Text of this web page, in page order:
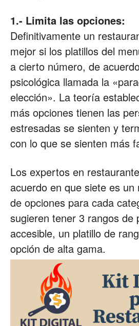
1.- Limita las opciones:
Definitivamente un
mejor si los platillos del
a cierto número, de
psicológica llamada la
elección». La teoría
más opciones tienen las
estresadas se sienten y
con lo que se sienten más
Los expertos en
acuerdo en que siete es
de opciones para cada
sugieren tener 3 rangos de
accesible, un platillo de
opción de alta gama.